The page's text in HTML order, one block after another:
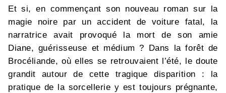
Et si, en commençant son nouveau roman sur la
magie noire par un accident de voiture fatal, la
narratrice avait provoqué la mort de son amie
Diane, guérisseuse et médium ? Dans la forêt de
Brocéliande, où elles se retrouvaient l’été, le doute
grandit autour de cette tragique disparition : la
pratique de la sorcellerie y est toujours prégnante,